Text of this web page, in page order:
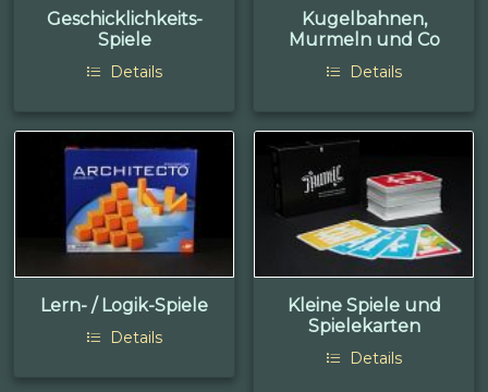
Geschicklichkeits-
Spiele
Details
Kugelbahnen,
Murmeln und Co
Details
Lern- / Logik-Spiele
Details
Kleine Spiele und
Spielekarten
Details